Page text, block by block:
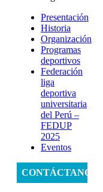
Presentación
Historia
Organización
Programas
deportivos
Federación
liga
deportiva
universitaria
del Perú –
FEDUP
2025
Eventos
CONTÁCTANOS